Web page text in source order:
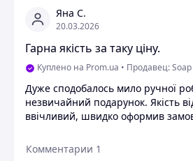
Яна С.
20.03.2026
Гарна якість за таку ціну.
Куплено на Prom.ua • Продавец:
Дуже сподобалось мило ручної
незвичайний подарунок. Якість
ввічливий, швидко оформив
Комментарии 1